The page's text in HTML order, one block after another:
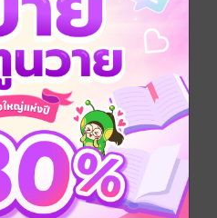
pdf
30 มิถุนายน 2568
68 หน้า
100 บาท (ประหยัด 30%)
ดูทั้งหมด